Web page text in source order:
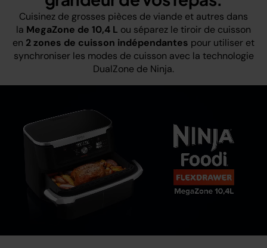
Cuisinez de grosses pièces de viande et autres dans
la MegaZone de 10,4 L ou séparez le tiroir de cuisson
en 2 zones de cuisson indépendantes pour utiliser et
synchroniser les modes de cuisson avec la technologie
DualZone de Ninja.